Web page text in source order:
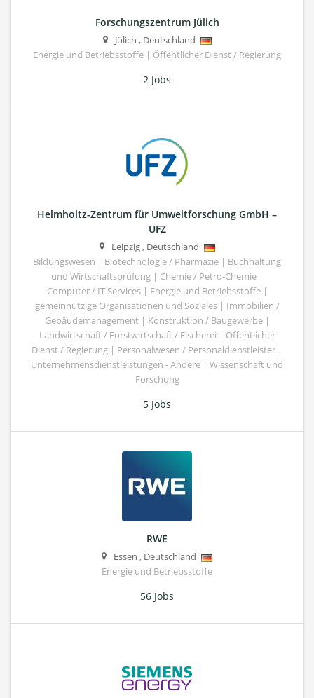
Forschungszentrum Jülich
Jülich , Deutschland
Energie und Betriebsstoffe | Öffentlicher Dienst / Regierung
2 Jobs
Helmholtz-Zentrum für Umweltforschung GmbH –
UFZ
Leipzig, Deutschland
Bildungswesen | Biotechnologie / Pharmazie | Buchhaltung
und Wirtschaftsprüfung | Chemie / Petro-Chemie |
Computer / IT Services | Energie und Betriebsstoffe |
gemeinnützige Organisationen und Soziales | Immobilien /
Gebäudemanagement | Konstruktion / Baugewerbe |
Landwirtschaft / Forstwirtschaft / Fischerei | Öffentlicher
Dienst / Regierung | Personalwesen / Personaldienstleister |
Unternehmensdienstleistungen - Andere | Wissenschaft und
Forschung
5 Jobs
RWE
Essen , Deutschland
Energie und Betriebsstoffe
56 Jobs